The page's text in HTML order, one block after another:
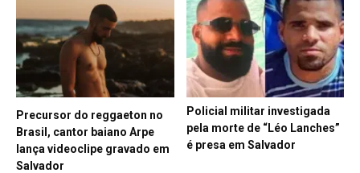
Precursor do reggaeton no
Brasil, cantor baiano Arpe
lança videoclipe gravado em
Salvador
Policial militar investigada
pela morte de “Léo Lanches”
é presa em Salvador